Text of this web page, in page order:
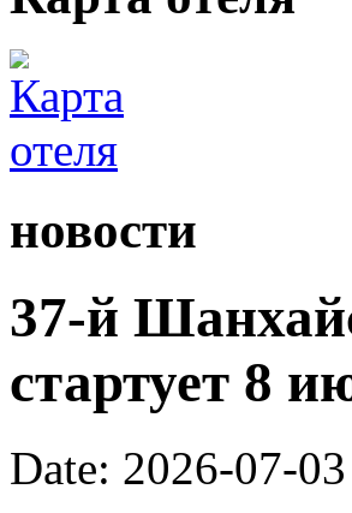
новости
37-й
стартует 8
Date: 2026-07-03